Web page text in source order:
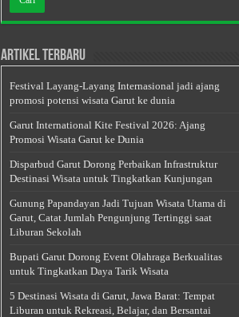
Artikel Terbaru
Festival Layang-Layang Internasional jadi ajang
promosi potensi wisata Garut ke dunia
Garut International Kite Festival 2026: Ajang
Promosi Wisata Garut ke Dunia
Disparbud Garut Dorong Perbaikan Infrastruktur
Destinasi Wisata untuk Tingkatkan Kunjungan
Gunung Papandayan Jadi Tujuan Wisata Utama di
Garut, Catat Jumlah Pengunjung Tertinggi saat
Liburan Sekolah
Bupati Garut Dorong Event Olahraga Berkualitas
untuk Tingkatkan Daya Tarik Wisata
5 Destinasi Wisata di Garut, Jawa Barat: Tempat
Liburan untuk Rekreasi, Belajar, dan Bersantai